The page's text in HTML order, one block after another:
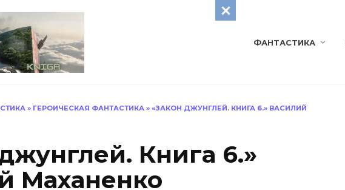
ФАНТАСТИКА
» ГЕРОИЧЕСКАЯ ФАНТАСТИКА » «ЗАКОН ДЖУНГЛЕЙ. КНИГА 6.» ВАСИЛИЙ
Книга 6.»
Маханенко